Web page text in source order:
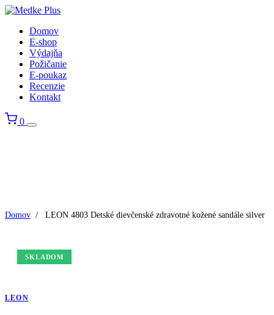
Domov
E-shop
Výdajňa
Požičanie
E-poukaz
Recenzie
Kontakt
0
Domov / LEON 4803 Detské dievčenské zdravotné kožené sandále silver
SKLADOM
LEON